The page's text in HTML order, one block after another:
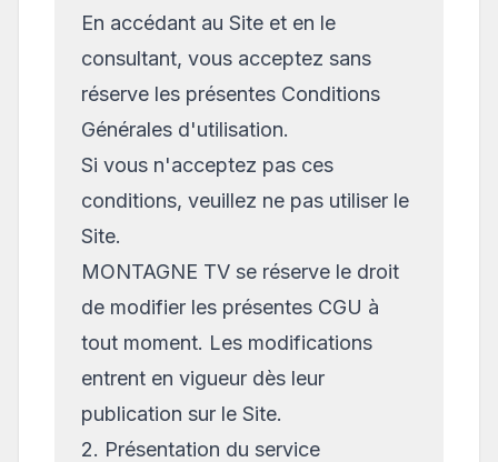
En accédant au Site et en le
consultant, vous acceptez sans
réserve les présentes Conditions
Générales d'utilisation.
Si vous n'acceptez pas ces
conditions, veuillez ne pas utiliser le
Site.
MONTAGNE TV se réserve le droit
de modifier les présentes CGU à
tout moment. Les modifications
entrent en vigueur dès leur
publication sur le Site.
2. Présentation du service